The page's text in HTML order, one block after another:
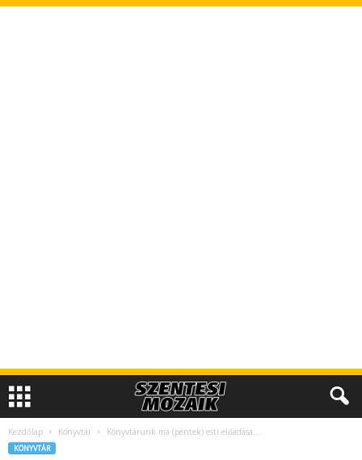
Kezdőlap Könyvtár Könyvtárunk ma (péntek) esti előadása….
KÖNYVTÁR